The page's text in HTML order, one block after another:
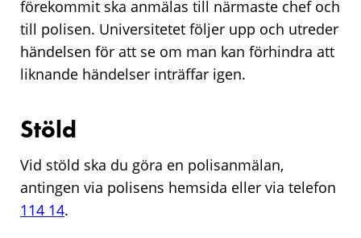
förekommit ska anmälas till närmaste chef och
till polisen. Universitetet följer upp och utreder
händelsen för att se om man kan förhindra att
liknande händelser inträffar igen.
Stöld
Vid stöld ska du göra en polisanmälan,
antingen via polisens hemsida eller via telefon
114 14.